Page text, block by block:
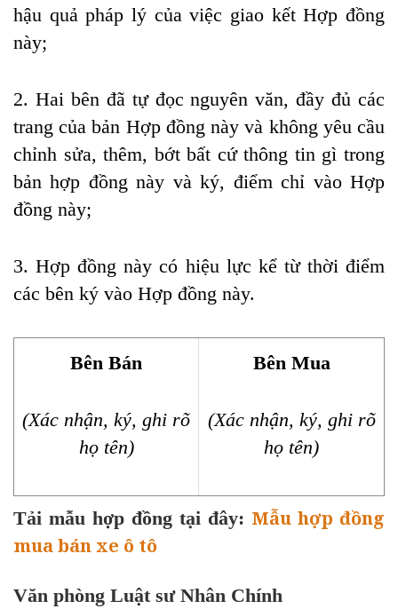
hậu quả pháp lý của việc giao kết Hợp đồng
này;
2. Hai bên đã tự đọc nguyên văn, đầy đủ các
trang của bản Hợp đồng này và không yêu cầu
chỉnh sửa, thêm, bớt bất cứ thông tin gì trong
bản hợp đồng này và ký, điểm chỉ vào Hợp
đồng này;
3. Hợp đồng này có hiệu lực kể từ thời điểm
các bên ký vào Hợp đồng này.
Bên Bán
(Xác nhận, ký, ghi rõ
họ tên)
Bên Mua
(Xác nhận, ký, ghi rõ
họ tên)
Tải mẫu hợp đồng tại đây: Mẫu hợp đồng
mua bán xe ô tô
Văn phòng Luật sư Nhân Chính